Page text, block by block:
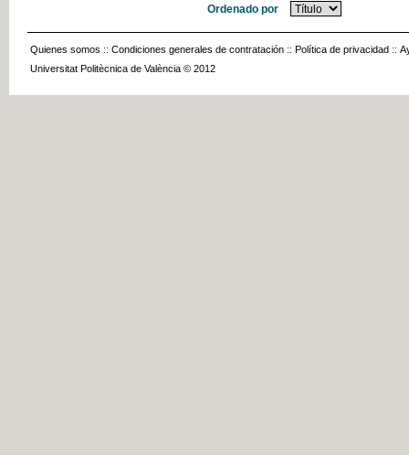
Ordenado por
Quienes somos :: Condiciones generales de contratación :: Política de privacidad ::
Universitat Politècnica de València © 2012